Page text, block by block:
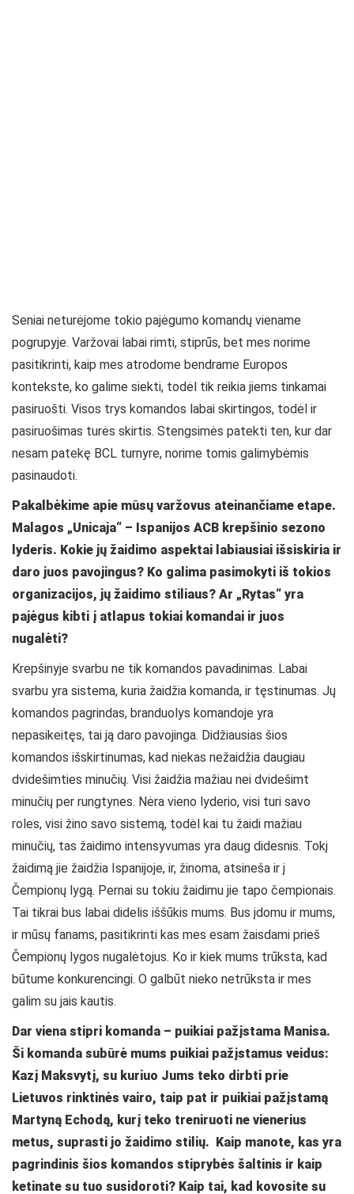
Seniai neturėjome tokio pajėgumo komandų viename
pogrupyje. Varžovai labai rimti, stiprūs, bet mes norime
pasitikrinti, kaip mes atrodome bendrame Europos
kontekste, ko galime siekti, todėl tik reikia jiems tinkamai
pasiruošti. Visos trys komandos labai skirtingos, todėl ir
pasiruošimas turės skirtis. Stengsimės patekti ten, kur dar
nesam patekę BCL turnyre, norime tomis galimybėmis
pasinaudoti.
Pakalbėkime apie mūsų varžovus ateinančiame etape.
Malagos „Unicaja“ – Ispanijos ACB krepšinio sezono
lyderis. Kokie jų žaidimo aspektai labiausiai išsiskiria ir
daro juos pavojingus? Ko galima pasimokyti iš tokios
organizacijos, jų žaidimo stiliaus? Ar „Rytas“ yra
pajėgus kibti į atlapus tokiai komandai ir juos
nugalėti?
Krepšinyje svarbu ne tik komandos pavadinimas. Labai
svarbu yra sistema, kuria žaidžia komanda, ir tęstinumas. Jų
komandos pagrindas, branduolys komandoje yra
nepasikeitęs, tai ją daro pavojinga. Didžiausias šios
komandos išskirtinumas, kad niekas nežaidžia daugiau
dvidešimties minučių. Visi žaidžia mažiau nei dvidešimt
minučių per rungtynes. Nėra vieno lyderio, visi turi savo
roles, visi žino savo sistemą, todėl kai tu žaidi mažiau
minučių, tas žaidimo intensyvumas yra daug didesnis. Tokį
žaidimą jie žaidžia Ispanijoje, ir, žinoma, atsineša ir į
Čempionų lygą. Pernai su tokiu žaidimu jie tapo čempionais.
Tai tikrai bus labai didelis iššūkis mums. Bus įdomu ir mums,
ir mūsų fanams, pasitikrinti kas mes esam žaisdami prieš
Čempionų lygos nugalėtojus. Ko ir kiek mums trūksta, kad
būtume konkurencingi. O galbūt nieko netrūksta ir mes
galim su jais kautis.
Dar viena stipri komanda – puikiai pažįstama Manisa.
Ši komanda subūrė mums puikiai pažįstamus veidus:
Kazį Maksvytį, su kuriuo Jums teko dirbti prie
Lietuvos rinktinės vairo, taip pat ir puikiai pažįstamą
Martyną Echodą, kurį teko treniruoti ne vienerius
metus, suprasti jo žaidimo stilių. Kaip manote, kas yra
pagrindinis šios komandos stiprybės šaltinis ir kaip
ketinate su tuo susidoroti? Kaip tai, kad kovosite su